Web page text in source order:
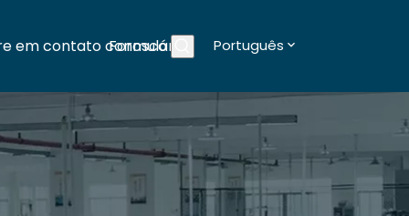
em contato conosco
Formulários Blogs
Português